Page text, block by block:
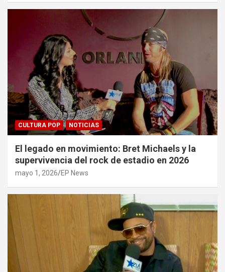
CULTURA POP NOTICIAS
El legado en movimiento: Bret Michaels y la
supervivencia del rock de estadio en 2026
mayo 1, 2026 EP News